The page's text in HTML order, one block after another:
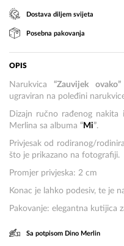
Dostava diljem svijeta
Posebna pakovanja
OPIS
Narukvica “Zauvijek ovako”
ugraviran na poleđini
Dizajn ručno rađenog nakita
Merlina sa albuma “Mi”.
Privjesak od rodiranog/
što je prikazano na fotografiji.
Promjer privjeska: 2 cm
Konac je lahko podesiv, te je
Pakovanje: elegantna kutijica
Sa potpisom Dino Merlin